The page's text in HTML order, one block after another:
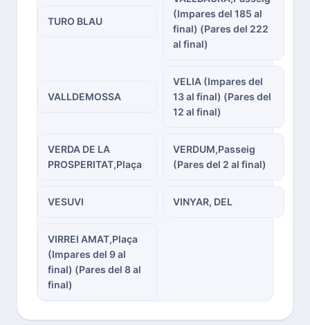
TURO BLAU
(Impares del 185 al
final) (Pares del 222
al final)
VALLDEMOSSA
VELIA (Impares del
13 al final) (Pares del
12 al final)
VERDA DE LA
PROSPERITAT,Plaça
VERDUM,Passeig
(Pares del 2 al final)
VESUVI VINYAR, DEL
VIRREI AMAT,Plaça
(Impares del 9 al
final) (Pares del 8 al
final)